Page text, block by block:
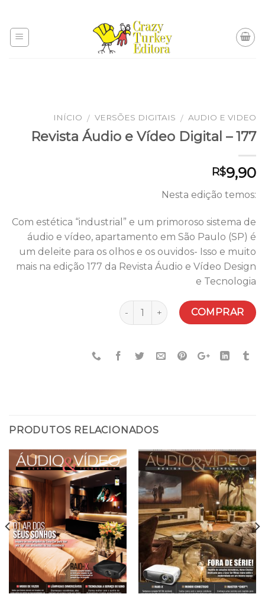
content
INÍCIO / VERSÕES DIGITAIS / AUDIO E VIDEO
Revista Áudio e Vídeo Digital – 177
R$9,90
Nesta edição temos:
Com estética “industrial” e um primoroso sistema de
áudio e vídeo, apartamento em São Paulo (SP) é
um deleite para os olhos e os ouvidos- Isso e muito
mais na edição 177 da Revista Áudio e Vídeo Design
e Tecnologia
Quantidade COMPRAR
PRODUTOS RELACIONADOS